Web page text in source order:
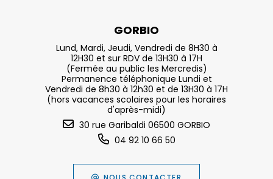
GORBIO
Lund, Mardi, Jeudi, Vendredi de 8H30 à
12H30 et sur RDV de 13H30 à 17H
(Fermée au public les Mercredis)
Permanence téléphonique Lundi et
Vendredi de 8h30 à 12h30 et de 13H30 à 17H
(hors vacances scolaires pour les horaires
d'après-midi)
30 rue Garibaldi 06500 GORBIO
04 92 10 66 50